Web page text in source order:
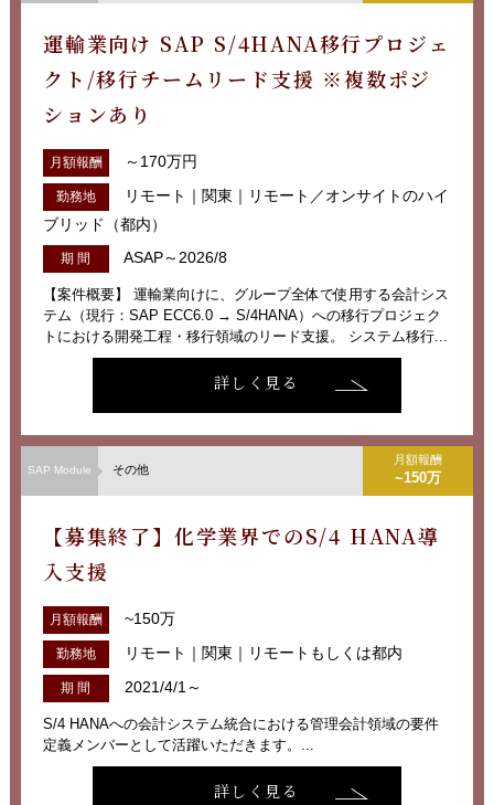
運輸業向け SAP S/4HANA移行プロジェ
クト/移行チームリード支援 ※複数ポジ
ションあり
月額報酬 ～170万円
勤務地
リモート｜関東｜リモート／オンサイトのハイ
ブリッド（都内）
期 間 ASAP～2026/8
【案件概要】 運輸業向けに、グループ全体で使用する会計シス
テム（現行：SAP ECC6.0 → S/4HANA）への移行プロジェク
トにおける開発工程・移行領域のリード支援。 システム移行...
詳しく見る
SAP Module その他
月額報酬
~150万
【募集終了】化学業界でのS/4 HANA導
入支援
月額報酬 ~150万
勤務地 リモート｜関東｜リモートもしくは都内
期 間 2021/4/1～
S/4 HANAへの会計システム統合における管理会計領域の要件
定義メンバーとして活躍いただきます。...
詳しく見る